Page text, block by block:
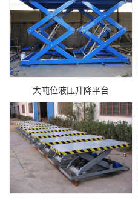
大吨位液压升降平台